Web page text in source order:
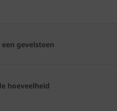
een gevelsteen
hoeveelheid